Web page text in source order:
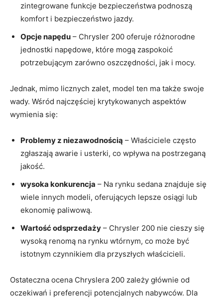
zintegrowane funkcje bezpieczeństwa podnoszą
komfort i bezpieczeństwo jazdy.
Opcje napędu – Chrysler 200 oferuje różnorodne
jednostki napędowe, które mogą zaspokoić
potrzebującym zarówno oszczędności, jak i mocy.
Jednak, mimo licznych zalet, model ten ma także swoje
wady. Wśród najczęściej krytykowanych aspektów
wymienia się:
Problemy z niezawodnością – Właściciele często
zgłaszają awarie i usterki, co wpływa na postrzeganą
jakość.
wysoka konkurencja – Na rynku sedana znajduje się
wiele innych modeli, oferujących lepsze osiągi lub
ekonomię paliwową.
Wartość odsprzedaży – Chrysler 200 nie cieszy się
wysoką renomą na rynku wtórnym, co może być
istotnym czynnikiem dla przyszłych właścicieli.
Ostateczna ocena Chryslera 200 zależy głównie od
oczekiwań i preferencji potencjalnych nabywców. Dla